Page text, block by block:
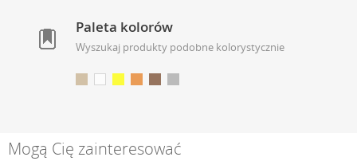
Paleta kolorów
Wyszukaj produkty podobne kolorystycznie
Mogą Cię zainteresować